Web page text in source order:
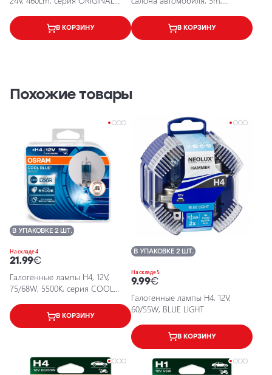
В КОРЗИНУ В КОРЗИНУ
Похожие товары
На складе 4
В УПАКОВКЕ 2 ШТ.
21.99€
Галогенные лампы H4, 12V,
75/68W, 5500K, серия COOL
В КОРЗИНУ
На складе 5
В УПАКОВКЕ 2 ШТ.
9.99€
Галогенные лампы H4, 12V,
60/55W, BLUE LIGHT
В КОРЗИНУ